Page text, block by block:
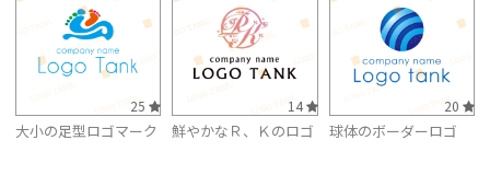
25
大小の足型ロゴマーク
14
鮮やかなＲ、Ｋのロゴ
20
球体のボーダーロゴ